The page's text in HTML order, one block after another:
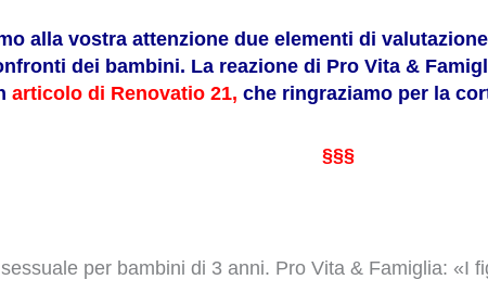
alla vostra attenzione due elementi di
dei bambini. La reazione di Pro Vita &
articolo di Renovatio 21, che ringraziamo per la
§§§
per bambini di 3 anni. Pro Vita & Famiglia: «I